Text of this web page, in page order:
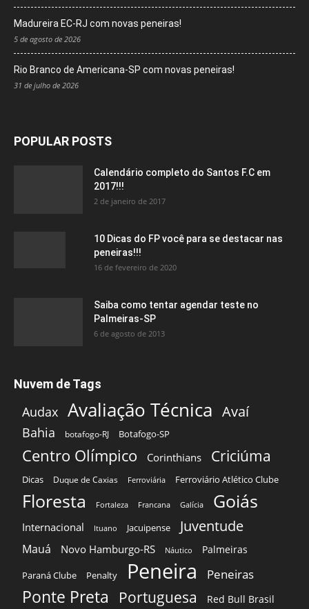
Madureira EC-RJ com novas peneiras!
5 de agosto de 2026
Rio Branco de Americana-SP com novas peneiras!
31 de julho de 2026
POPULAR POSTS
Calendário completo do Santos F.C em
2017!!!
2 de janeiro de 2017
10 Dicas do FP você para se destacar nas
peneiras!!!
16 de fevereiro de 2020
Saiba como tentar agendar teste no
Palmeiras-SP
6 de agosto de 2013
Nuvem de Tags
Audax Avaliação Técnica Avaí
Bahia botafogo-RJ Botafogo-SP
Centro Olímpico Corinthians Criciúma
Dicas Duque de Caxias Ferroviária Ferroviário Atlético Clube
Floresta Fortaleza Francana Galícia Goiás
Internacional Ituano Jacuipense Juventude
Mauá Novo Hamburgo-RS Náutico Palmeiras
Paraná Clube Penalty Peneira Peneiras
Ponte Preta Portuguesa
Red Bull Brasil